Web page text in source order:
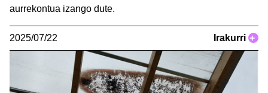
aurrekontua izango dute.
2025/07/22 Irakurri +